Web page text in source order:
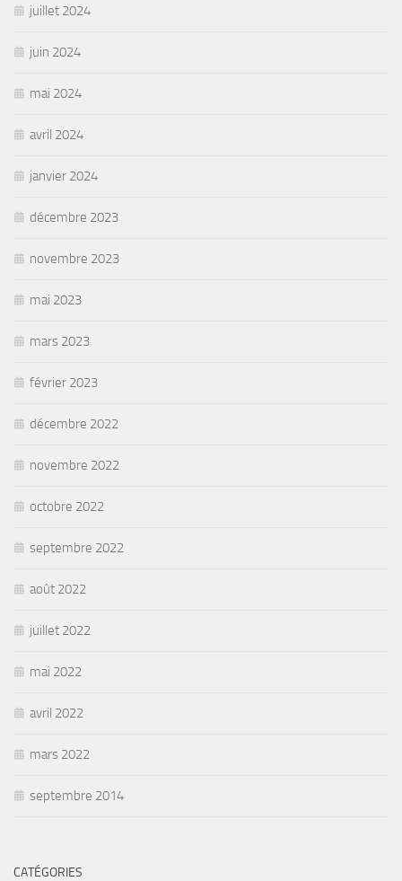
juillet 2024
juin 2024
mai 2024
avril 2024
janvier 2024
décembre 2023
novembre 2023
mai 2023
mars 2023
février 2023
décembre 2022
novembre 2022
octobre 2022
septembre 2022
août 2022
juillet 2022
mai 2022
avril 2022
mars 2022
septembre 2014
CATÉGORIES